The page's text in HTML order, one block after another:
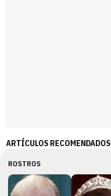
ARTÍCULOS RECOMENDADOS
ROSTROS